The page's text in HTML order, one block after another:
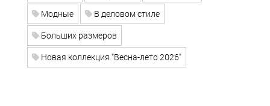
Модные
В деловом стиле
Больших размеров
Новая коллекция "Весна-лето 2026"